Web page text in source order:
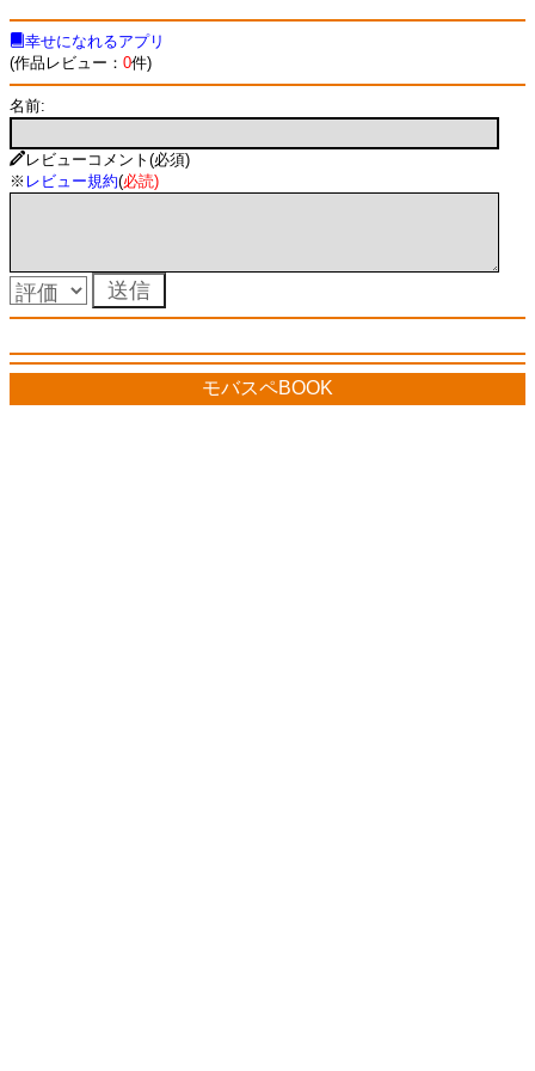
幸せになれるアプリ
(作品レビュー： 0件)
名前:
レビューコメント(必須)
※ レビュー規約(必読)
モバスペBOOK